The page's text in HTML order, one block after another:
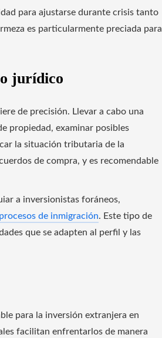
para ajustarse durante crisis tanto
es particularmente preciada para
jurídico
de precisión. Llevar a cabo una
propiedad, examinar posibles
la situación tributaria de la
de compra, y es recomendable
a inversionistas foráneos,
procesos de inmigración. Este tipo de
que se adapten al perfil y las
para la inversión extranjera en
facilitan enfrentarlos de manera